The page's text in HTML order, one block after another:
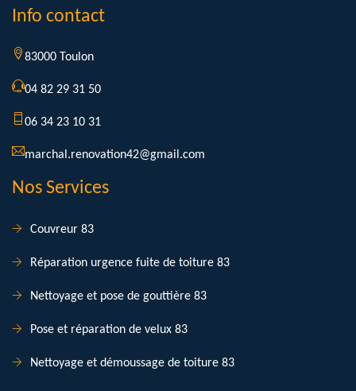
Info contact
83000 Toulon
04 82 29 31 50
06 34 23 10 31
marchal.renovation42@gmail.com
Nos Services
Couvreur 83
Réparation urgence fuite de toiture 83
Nettoyage et pose de gouttière 83
Pose et réparation de velux 83
Nettoyage et démoussage de toiture 83